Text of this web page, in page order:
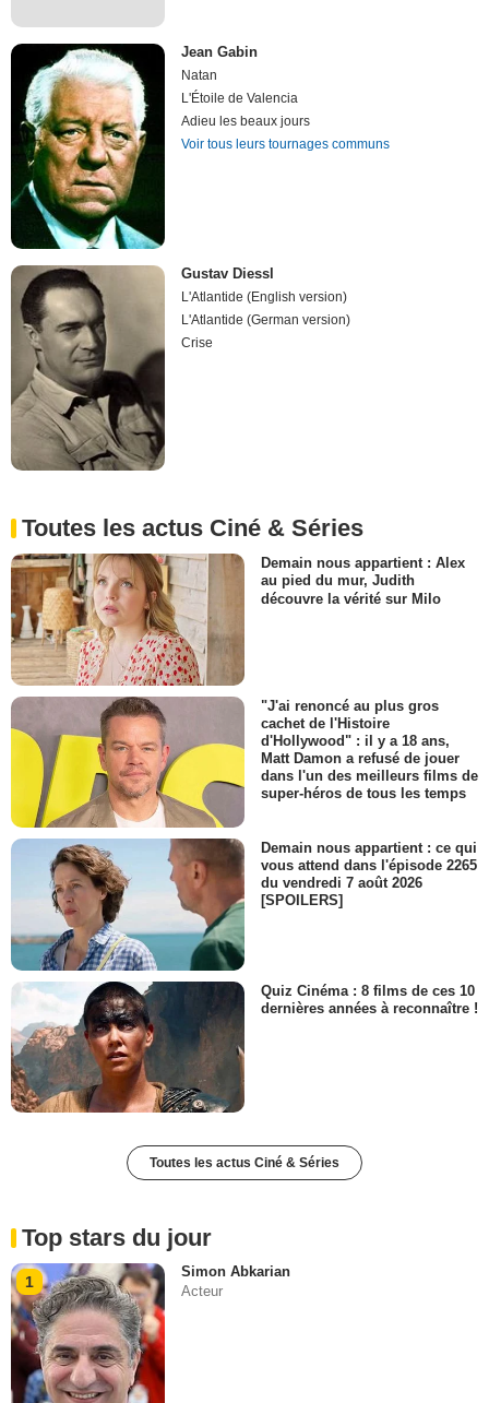
Jean Gabin
Natan
L'Étoile de Valencia
Adieu les beaux jours
Voir tous leurs tournages communs
Gustav Diessl
L'Atlantide (English version)
L'Atlantide (German version)
Crise
Toutes les actus Ciné & Séries
Demain nous appartient : Alex
au pied du mur, Judith
découvre la vérité sur Milo
"J'ai renoncé au plus gros
cachet de l'Histoire
d'Hollywood" : il y a 18 ans,
Matt Damon a refusé de jouer
dans l'un des meilleurs films de
super-héros de tous les temps
Demain nous appartient : ce qui
vous attend dans l'épisode 2265
du vendredi 7 août 2026
[SPOILERS]
Quiz Cinéma : 8 films de ces 10
dernières années à reconnaître !
Toutes les actus Ciné & Séries
Top stars du jour
1
Simon Abkarian
Acteur